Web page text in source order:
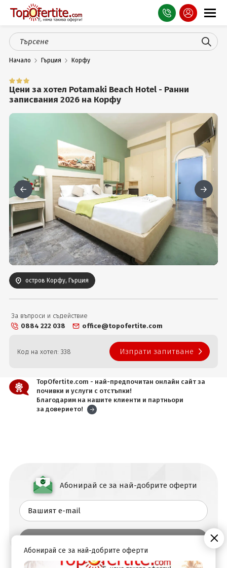
Оферти
СПА
Планина
Турция
Гърция
Услуги
Вход
Начало Гърция Корфу
Цени за хотел Potamaki Beach Hotel - Ранни
записвания 2026 на Корфу
остров Корфу, Гърция
За въпроси и съдействие
0884 222 038
office@topofertite.com
Код на хотел: 338 Изпрати запитване
TopOfertite.com - най-предпочитан онлайн сайт за
почивки и услуги с отстъпки!
Благодарим на нашите клиенти и партньори
за доверието!
Абонирай се за най-добрите оферти
Абонирай се за най-добрите оферти